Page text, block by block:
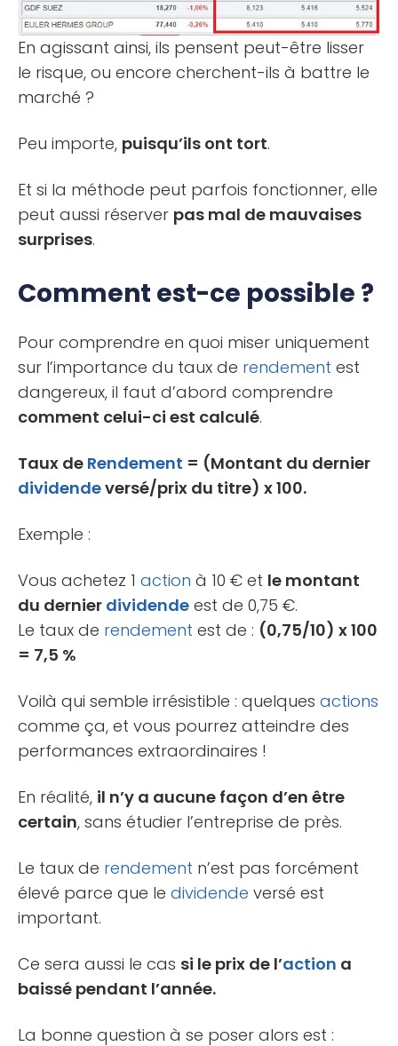
En agissant ainsi, ils pensent peut-être lisser
le risque, ou encore cherchent-ils à battre le
marché ?
Peu importe, puisqu’ils ont tort.
Et si la méthode peut parfois fonctionner, elle
peut aussi réserver pas mal de mauvaises
surprises.
Comment est-ce possible ?
Pour comprendre en quoi miser uniquement
sur l’importance du taux de rendement est
dangereux, il faut d’abord comprendre
comment celui-ci est calculé.
Taux de Rendement = (Montant du dernier
dividendeversé/prix du titre) x 100.
Exemple :
Vous achetez 1 action à 10 € et le montant
du dernier dividende est de 0,75 €.
Le taux de rendement est de : (0,75/10) x 100
= 7,5 %
Voilà qui semble irrésistible : quelques actions
comme ça, et vous pourrez atteindre des
performances extraordinaires !
En réalité, il n’y a aucune façon d’en être
certain, sans étudier l’entreprise de près.
Le taux de rendement n’est pas forcément
élevé parce que le dividende versé est
important.
Ce sera aussi le cas si le prix de l’action a
baissé pendant l’année.
La bonne question à se poser alors est :